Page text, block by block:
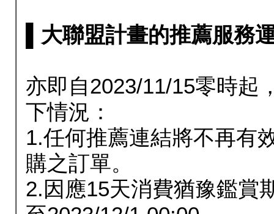
▌大聯盟計畫的推薦服務
亦即自2023/11/15零時起
下情況：
1.任何推薦連結將不再有
購之訂單。
2.因應15天消費猶豫鑑賞